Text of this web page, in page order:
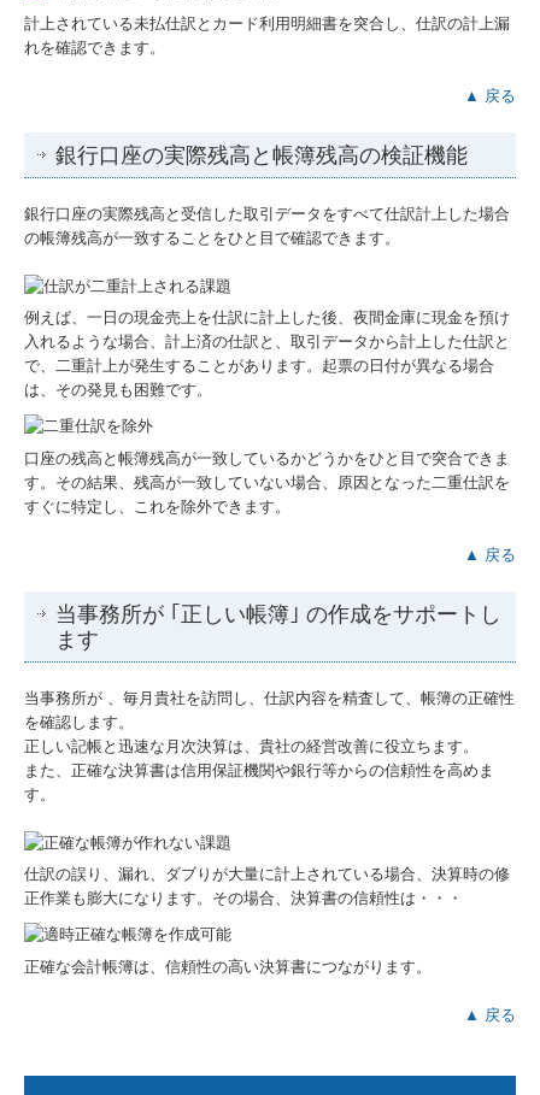
計上されている未払仕訳とカード利用明細書を突合し、仕訳の計上漏
れを確認できます。
▲ 戻る
銀行口座の実際残高と帳簿残高の検証機能
銀行口座の実際残高と受信した取引データをすべて仕訳計上した場合
の帳簿残高が一致することをひと目で確認できます。
例えば、一日の現金売上を仕訳に計上した後、夜間金庫に現金を預け
入れるような場合、計上済の仕訳と、取引データから計上した仕訳と
で、二重計上が発生することがあります。起票の日付が異なる場合
は、その発見も困難です。
口座の残高と帳簿残高が一致しているかどうかをひと目で突合できま
す。その結果、残高が一致していない場合、原因となった二重仕訳を
すぐに特定し、これを除外できます。
▲ 戻る
当事務所が ｢正しい帳簿｣ の作成をサポートし
ます
当事務所が 、毎月貴社を訪問し、仕訳内容を精査して、帳簿の正確性
を確認します。
正しい記帳と迅速な月次決算は、貴社の経営改善に役立ちます。
また、正確な決算書は信用保証機関や銀行等からの信頼性を高めま
す。
仕訳の誤り、漏れ、ダブりが大量に計上されている場合、決算時の修
正作業も膨大になります。その場合、決算書の信頼性は・・・
正確な会計帳簿は、信頼性の高い決算書につながります。
▲ 戻る